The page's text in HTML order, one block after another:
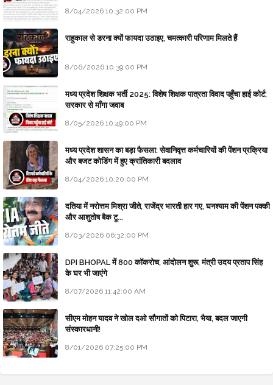
8/04/2026 10:32:00 PM
राहुकाल से डरना क्यों फायदा उठाइए, चमत्कारी परिणाम मिलते हैं
8/06/2026 10:39:00 PM
मध्य प्रदेश शिक्षक भर्ती 2025: विशेष शिक्षक पात्रता विवाद पहुँचा हाई कोर्ट;
सरकार से माँगा जवाब
8/05/2026 10:49:00 PM
मध्य प्रदेश शासन का बड़ा फैसला: सेवानिवृत्त कर्मचारियों की पेंशन प्रक्रिया
और बजट कोडिंग में हुए क्रांतिकारी बदलाव
8/04/2026 10:20:00 PM
दतिया में नरोत्तम मिश्रा जीते, राजेंद्र भारती हार गए, घनश्याम की पेंशन पक्की
और आशुतोष बैक टू...
8/03/2026 06:32:00 PM
DPI BHOPAL में 800 कॉकरोच, आंदोलन शुरू, मंत्री उदय प्रताप सिंह
के घर भी जाएंगे
8/07/2026 11:42:00 AM
सीएम मोहन यादव ने खोल दओ सौगातों को पिटारा, भैया, बदल जाएगी
संस्कारधानी!
8/01/2026 07:25:00 PM